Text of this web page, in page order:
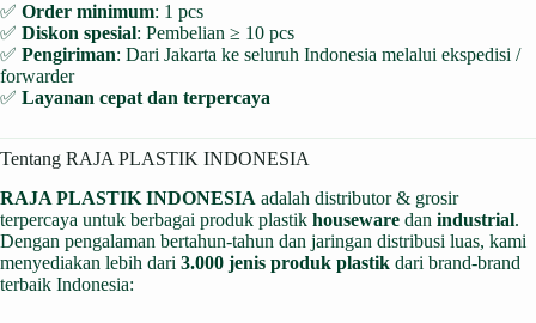
✅ Order minimum: 1 pcs
✅ Diskon spesial: Pembelian ≥ 10 pcs
✅ Pengiriman: Dari Jakarta ke seluruh Indonesia melalui ekspedisi /
forwarder
✅ Layanan cepat dan terpercaya
Tentang RAJA PLASTIK INDONESIA
RAJA PLASTIK INDONESIA adalah distributor & grosir
terpercaya untuk berbagai produk plastik houseware dan industrial.
Dengan pengalaman bertahun-tahun dan jaringan distribusi luas, kami
menyediakan lebih dari 3.000 jenis produk plastik dari brand-brand
terbaik Indonesia: